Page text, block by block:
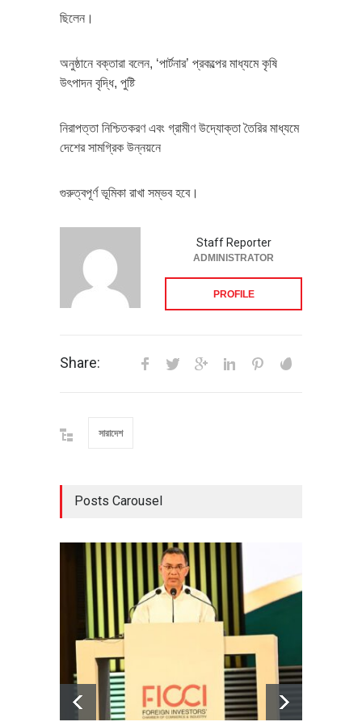
ছিলেন।
অনুষ্ঠানে বক্তারা বলেন, ‘পার্টনার’ প্রকল্পের মাধ্যমে কৃষি
উৎপাদন বৃদ্ধি, পুষ্টি
নিরাপত্তা নিশ্চিতকরণ এবং গ্রামীণ উদ্যোক্তা তৈরির মাধ্যমে
দেশের সামগ্রিক উন্নয়নে
গুরুত্বপূর্ণ ভূমিকা রাখা সম্ভব হবে।
Staff Reporter
ADMINISTRATOR
PROFILE
Share:
সারাদেশ
Posts Carousel